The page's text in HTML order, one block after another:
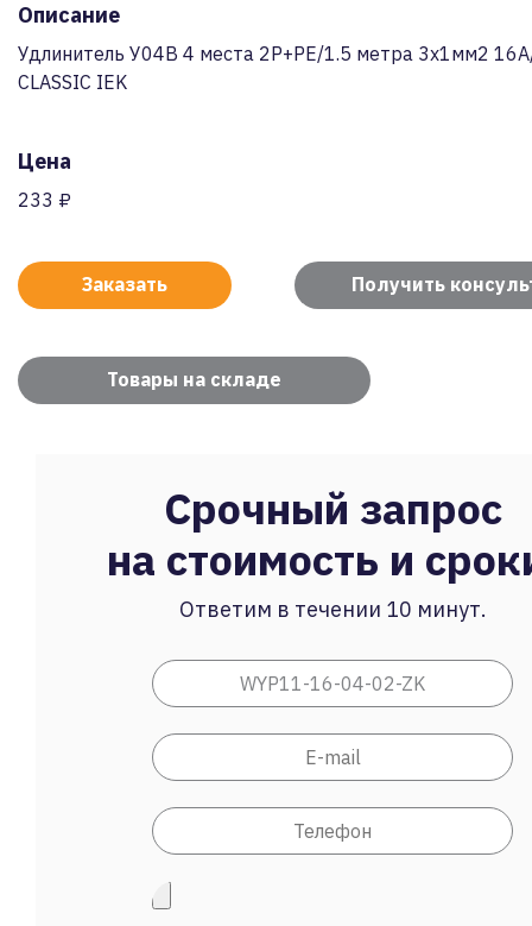
Описание
Удлинитель У04В 4 места 2Р+РЕ/1.5 метра 3х1мм2
CLASSIC IEK
Цена
233 ₽
Заказать Получить
Товары на складе
Срочный запрос
на стоимость и
Ответим в течении 10 минут.